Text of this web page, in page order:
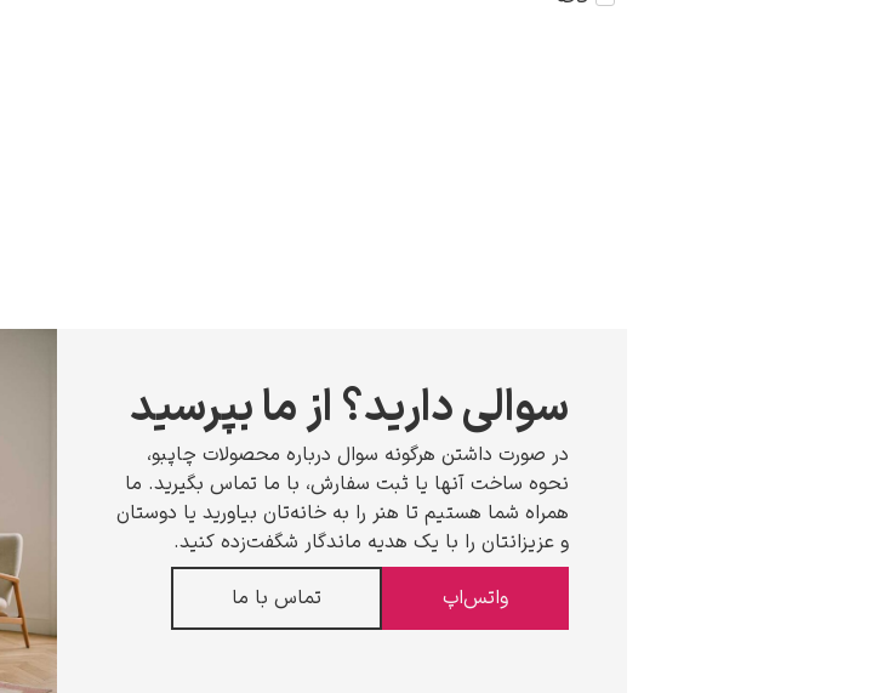
سوالی دارید؟ از ما بپرسید
در صورت داشتن هرگونه سوال درباره محصولات چاپبو،
نحوه ساخت آنها یا ثبت سفارش، با ما تماس بگیرید. ما
همراه شما هستیم تا هنر را به خانه‌تان بیاورید یا دوستان
و عزیزانتان را با یک هدیه ماندگار شگفت‌زده کنید.
واتس‌اپ
تماس با ما